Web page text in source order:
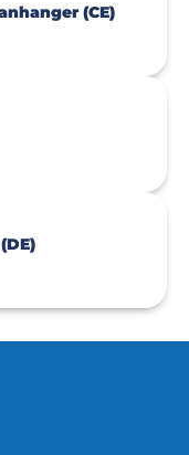
(CE)